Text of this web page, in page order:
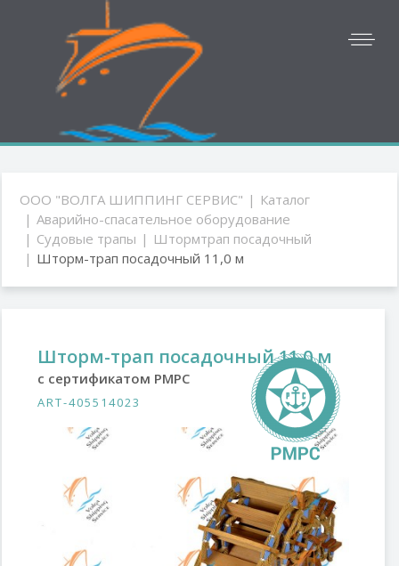
ООО "ВОЛГА ШИППИНГ СЕРВИС"
Каталог
Аварийно-спасательное оборудование
Судовые трапы
Штормтрап посадочный
Шторм-трап посадочный 11,0 м
Шторм-трап посадочный 11,0 м
с сертификатом РМРС
ART-405514023